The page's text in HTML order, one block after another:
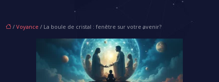
/ Voyance / La boule de cristal : fenêtre sur votre avenir?